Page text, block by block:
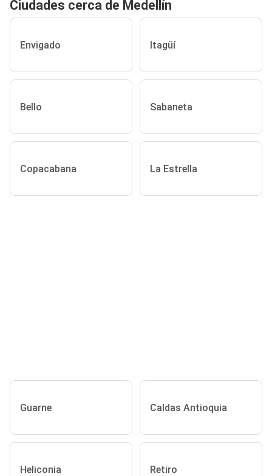
Ciudades cerca de Medellín
Envigado Itagüí
Bello Sabaneta
Copacabana La Estrella
Guarne Caldas Antioquia
Heliconia Retiro